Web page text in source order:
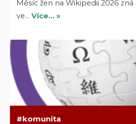
Měsíc žen na Wikipedii 2026
ve…Více… »
komunita